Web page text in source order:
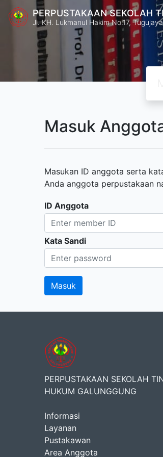
PERPUSTAKAAN SEKOLAH
Jl. KH. Lukmanul Hakim No.17,
Masuk
Masukan ID anggota serta
Anda anggota perpustakaan
ID Anggota
Kata Sandi
PERPUSTAKAAN SEKOLAH
HUKUM GALUNGGUNG
Informasi
Layanan
Pustakawan
Area Anggota